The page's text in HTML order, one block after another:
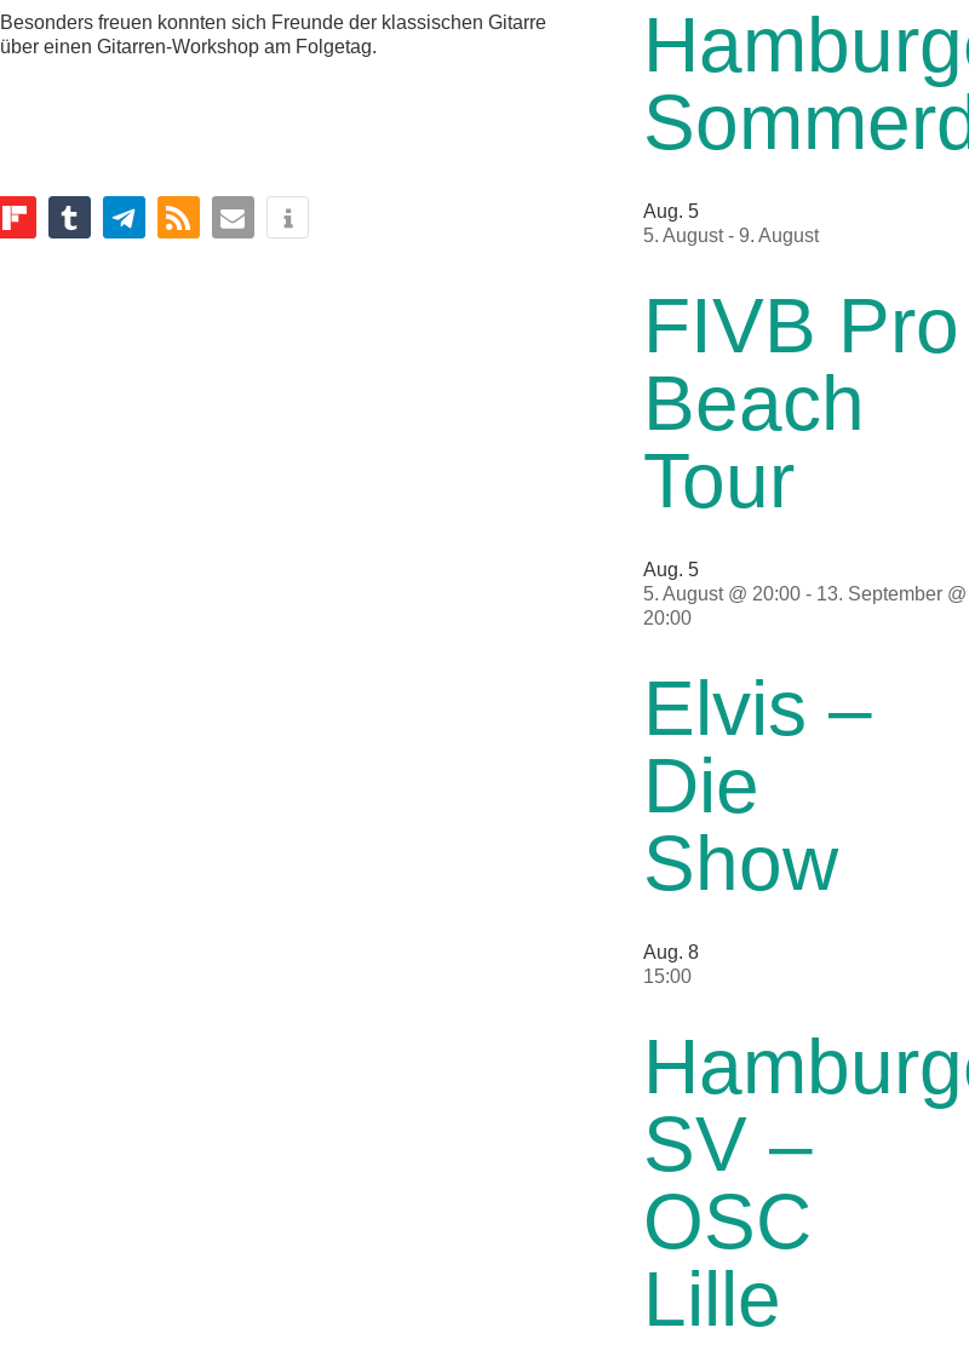
Besonders freuen konnten sich Freunde der klassischen Gitarre
über einen Gitarren-Workshop am Folgetag.
Aug.5
5. August-9. August
FIVB Pro
Beach
Tour
Aug.5
5. August @ 20:00 - 13. September @
20:00
Elvis –
Die
Show
Aug.8
15:00
SV –
OSC
Lille